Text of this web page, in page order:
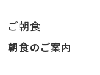
＜館内施設のご案
・フィットネスジム
ご朝食
朝食のご案内